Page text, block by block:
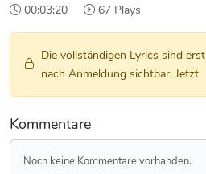
00:03:20 67 Plays
Die vollständigen Lyrics sind erst
nach Anmeldung sichtbar. Jetzt
Kommentare
Noch keine Kommentare vorhanden.